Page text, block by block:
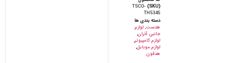
(SKU)
TSCO-
TH5345
دسته بندی ها
هدست, لوازم
جانبی آذران,
لوازم کامپیوتر,
لوازم موبایل,
هدفون